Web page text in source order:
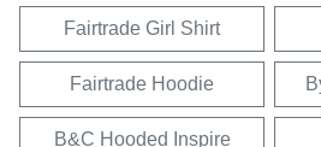
Fairtrade Girl Shirt
Fairtrade Hoodie
B&C Hooded Inspire